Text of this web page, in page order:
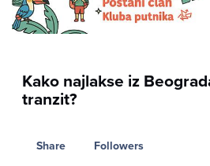
Kako najlakse iz
tranzit?
Share Followers